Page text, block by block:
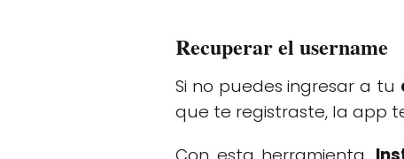
Recuperar el username
Si no puedes ingresar a tu
que te registraste, la app